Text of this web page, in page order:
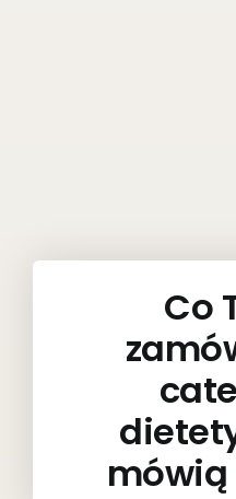
Co
mówią